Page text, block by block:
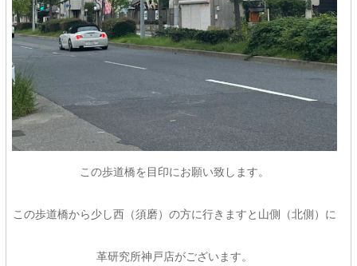
この歩道橋を目印にお願い致します。
この歩道橋から少し西（須磨）の方に行きますと山側（北側）に
革研究所神戸店がございます。